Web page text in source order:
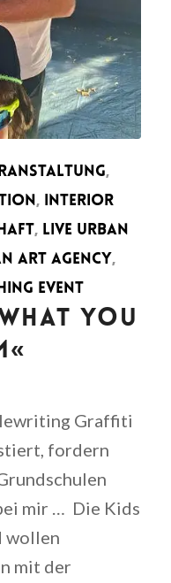
,
, INTERIOR
, LIVE URBAN
ART AGENCY,
EVENT
YOU
Graffiti
fordern
mir … Die Kids
wollen
mit der